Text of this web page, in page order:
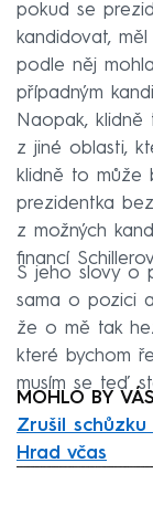
pokud se
kandidovat,
podle něj
případným
Naopak,
z jiné oblasti,
klidně to může
prezidentka
z možných
financí
S jeho slovy o
sama o pozici
že o mě tak
které bychom
musím se teď
MOHLO BY
Zrušil
Hrad včas